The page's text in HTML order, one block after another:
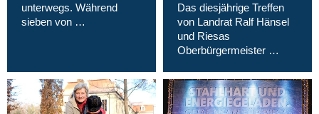
unterwegs. Während
sieben von …
Das diesjährige Treffen
von Landrat Ralf Hänsel
und Riesas
Oberbürgermeister …